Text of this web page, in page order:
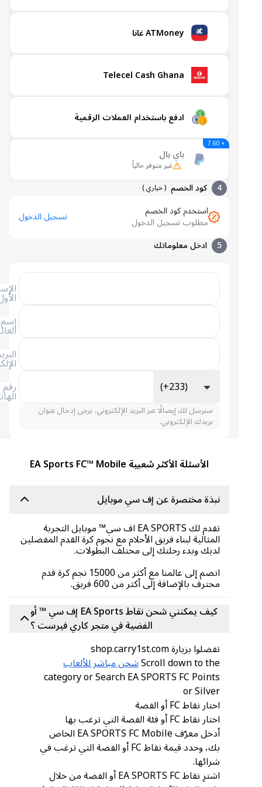
ATMoney غانا
Telecel Cash Ghana
ادفع باستخدام العملات الرقمية
باي بال
غير متوفر حالياً
كود الخصم (خياري )
استخدم كود الخصم
مطلوب تسجيل الدخول
تسجيل الدخول
ادخل معلوماتك
العائلة
الإلكتروني
الهاتف (+233)
سنرسل لك إيصالًا عبر البريد الإلكتروني، يرجى إدخال عنوان
بريدك الإلكتروني.
الأسئلة الأكثر شعبية EA Sports FC™ Mobile
نبذة مختصرة عن إف سي موبايل
تقدم لك EA SPORTS اف سي™ موبايل التجربة
المثالية لبناء فريق الأحلام مع نجوم كرة القدم المفضلين
لديك وبدء رحلتك إلى مختلف البطولات.
انضم إلى عالمنا مع أكثر من 15000 نجم كرة قدم
محترف بالإضافة إلى أكثر من 600 فريق.
كيف يمكنني شحن نقاط EA Sports إف سي ™ أو
الفضية في متجر كاري فيرست ؟
تفضلوا بزيارة shop.carry1st.com
Scroll down to theشحن مباشر للألعاب
category or Search EA SPORTS FC Points
or Silver
اختار نقاط FC أو الفضة
اختار نقاط FC أو فئة الفضة التي ترغب بها
أدخل معرّف EA SPORTS FC Mobile الخاص
بك، وحدد قيمة نقاط FC أو الفضة التي ترغب في
شرائها.
اشترِ نقاط EA SPORTS FC أو الفضة من خلال